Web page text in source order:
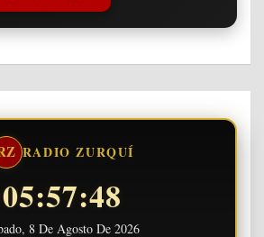
RADIO ZURQUÍ
05:57:49
8 De Agosto De 2026